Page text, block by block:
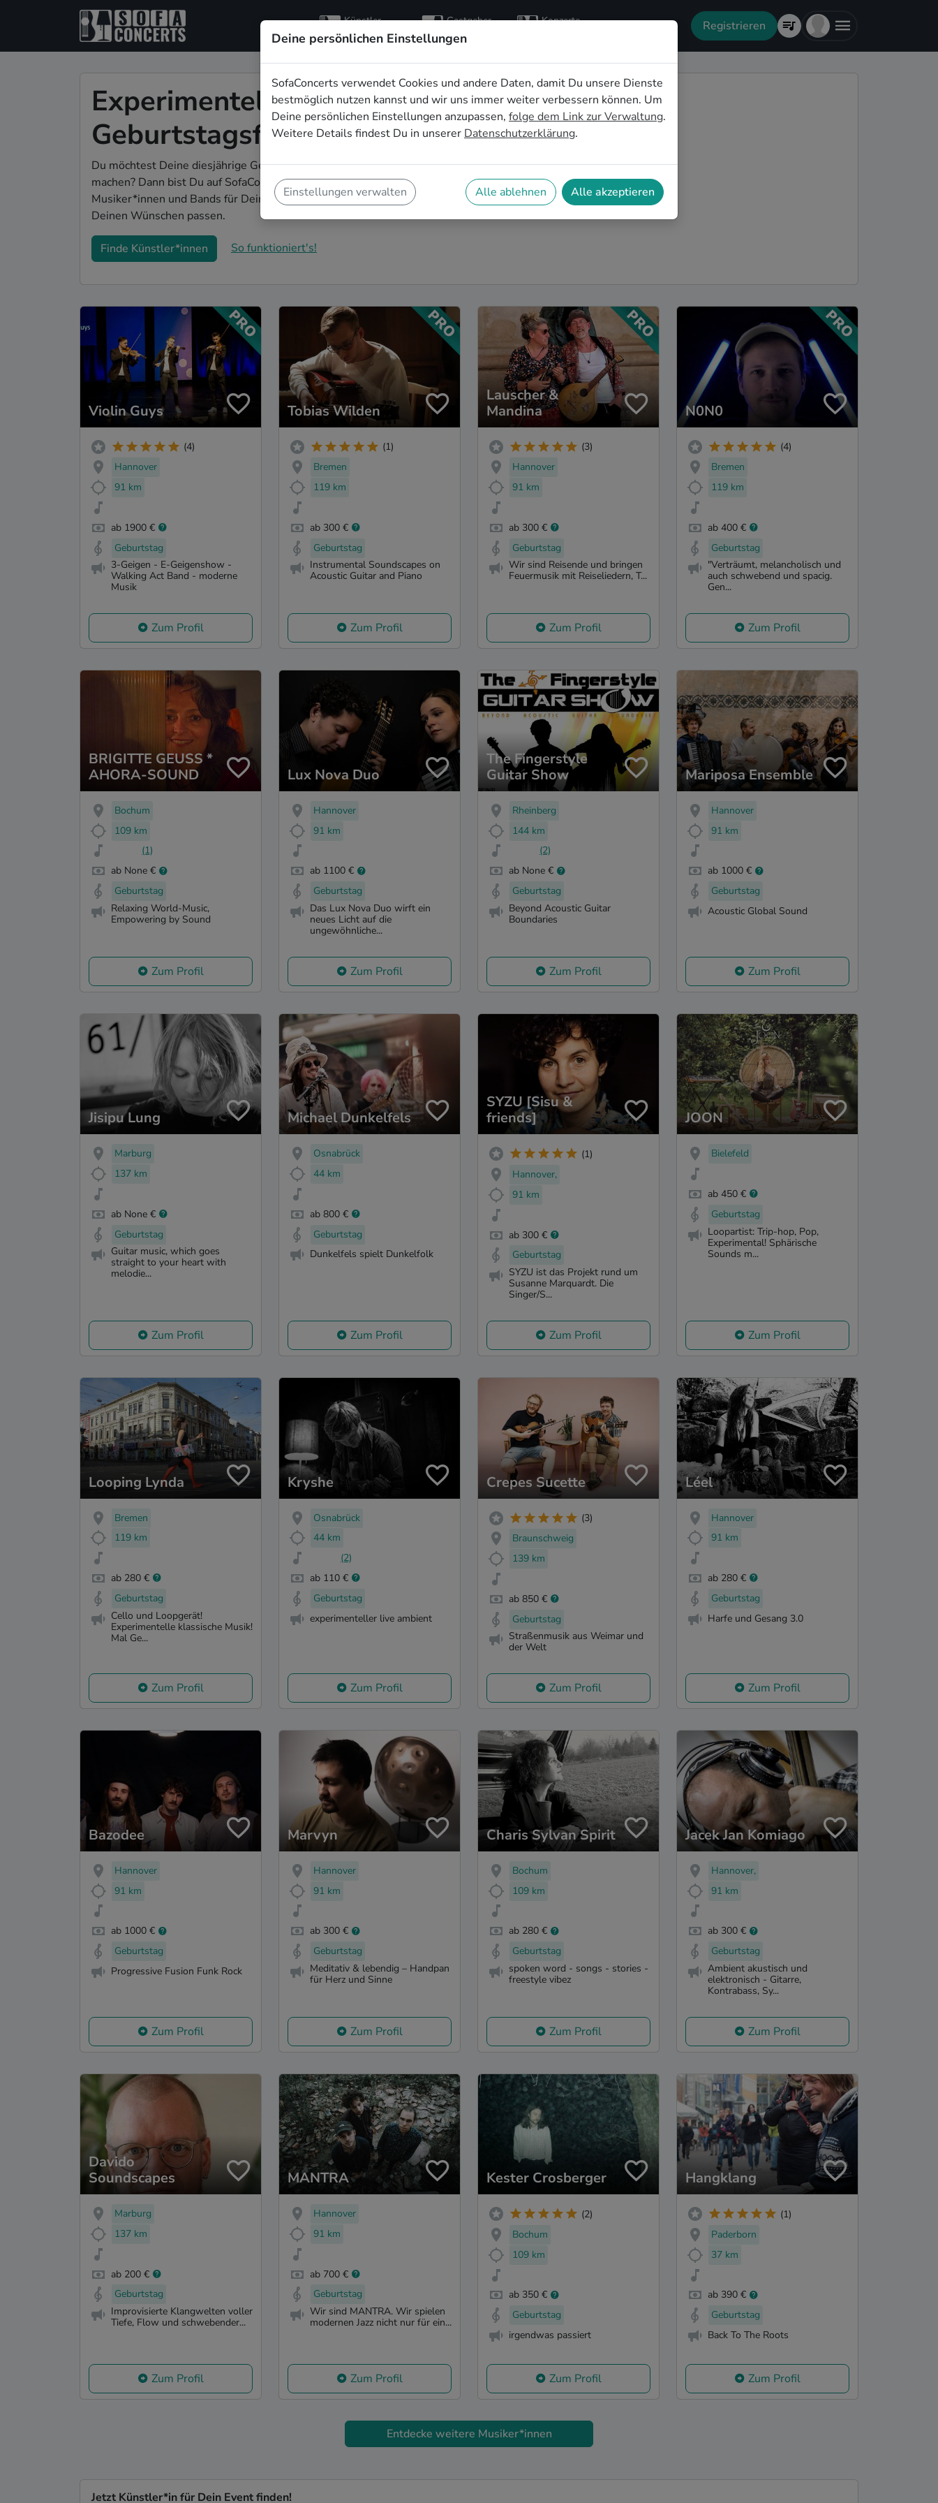
Künstler
entdecken
Gastgeber Konzerte Registrieren
Experimentelle Live-Musik für die
Geburtstagsfeier in Bielefeld
Du möchtest Deine diesjährige Geburtstagsfeier in Bielefeld zu einem unvergesslichen Erlebnis
machen? Dann bist Du auf SofaConcerts genau richtig! Hier findest Du Experimentelle
Musiker*innen und Bands für Deine Geburtstagsfeier in Bielefeld, die genau zu Deiner Feier und
Deinen Wünschen passen.
Finde Künstler*innen So funktioniert's!
Violin Guys
(4)
Hannover
91 km
ab 1900 €
Geburtstag
3-Geigen - E-Geigenshow -
Walking Act Band - moderne
Musik
Zum Profil
Tobias Wilden
(1)
Bremen
119 km
ab 300 €
Geburtstag
Instrumental Soundscapes on
Acoustic Guitar and Piano
Zum Profil
Lauscher &
Mandina
(3)
Hannover
91 km
ab 300 €
Geburtstag
Wir sind Reisende und bringen
Feuermusik mit Reiseliedern, T...
Zum Profil
N0N0
(4)
Bremen
119 km
ab 400 €
Geburtstag
"Verträumt, melancholisch und
auch schwebend und spacig.
Gen...
Zum Profil
BRIGITTE GEUSS *
AHORA-SOUND
Bochum
109 km
(1)
ab None €
Geburtstag
Relaxing World-Music,
Empowering by Sound
Zum Profil
Lux Nova Duo
Hannover
91 km
ab 1100 €
Geburtstag
Das Lux Nova Duo wirft ein
neues Licht auf die
ungewöhnliche...
Zum Profil
The Fingerstyle
Guitar Show
Rheinberg
144 km
(2)
ab None €
Geburtstag
Beyond Acoustic Guitar
Boundaries
Zum Profil
Mariposa Ensemble
Hannover
91 km
ab 1000 €
Geburtstag
Acoustic Global Sound
Zum Profil
Jisipu Lung
Marburg
137 km
ab None €
Geburtstag
Guitar music, which goes
straight to your heart with
melodie...
Zum Profil
Michael Dunkelfels
Osnabrück
44 km
ab 800 €
Geburtstag
Dunkelfels spielt Dunkelfolk
Zum Profil
SYZU [Sisu &
friends]
(1)
Hannover,
91 km
ab 300 €
Geburtstag
SYZU ist das Projekt rund um
Susanne Marquardt. Die
Singer/S...
Zum Profil
JOON
Bielefeld
ab 450 €
Geburtstag
Loopartist: Trip-hop, Pop,
Experimental! Sphärische
Sounds m...
Zum Profil
Looping Lynda
Bremen
119 km
ab 280 €
Geburtstag
Cello und Loopgerät!
Experimentelle klassische Musik!
Mal Ge...
Zum Profil
Kryshe
Osnabrück
44 km
(2)
ab 110 €
Geburtstag
experimenteller live ambient
Zum Profil
Crepes Sucette
(3)
Braunschweig
139 km
ab 850 €
Geburtstag
Straßenmusik aus Weimar und
der Welt
Zum Profil
Léel
Hannover
91 km
ab 280 €
Geburtstag
Harfe und Gesang 3.0
Zum Profil
Bazodee
Hannover
91 km
ab 1000 €
Geburtstag
Progressive Fusion Funk Rock
Zum Profil
Marvyn
Hannover
91 km
ab 300 €
Geburtstag
Meditativ & lebendig – Handpan
für Herz und Sinne
Zum Profil
Charis Sylvan Spirit
Bochum
109 km
ab 280 €
Geburtstag
spoken word - songs - stories -
freestyle vibez
Zum Profil
Jacek Jan Komiago
Hannover,
91 km
ab 300 €
Geburtstag
Ambient akustisch und
elektronisch - Gitarre,
Kontrabass, Sy...
Zum Profil
Davido
Soundscapes
Marburg
137 km
ab 200 €
Geburtstag
Improvisierte Klangwelten voller
Tiefe, Flow und schwebender...
Zum Profil
MANTRA
Hannover
91 km
ab 700 €
Geburtstag
Wir sind MANTRA. Wir spielen
modernen Jazz nicht nur für ein...
Zum Profil
Kester Crosberger
(2)
Bochum
109 km
ab 350 €
Geburtstag
irgendwas passiert
Zum Profil
Hangklang
(1)
Paderborn
37 km
ab 390 €
Geburtstag
Back To The Roots
Zum Profil
Entdecke weitere Musiker*innen
Jetzt Künstler*in für Dein Event finden!
Deine persönlichen Einstellungen
SofaConcerts verwendet Cookies und andere Daten, damit Du unsere Dienste
bestmöglich nutzen kannst und wir uns immer weiter verbessern können. Um
Deine persönlichen Einstellungen anzupassen, folge dem Link zur Verwaltung.
Weitere Details findest Du in unserer Datenschutzerklärung.
Einstellungen verwalten Alle ablehnen Alle akzeptieren